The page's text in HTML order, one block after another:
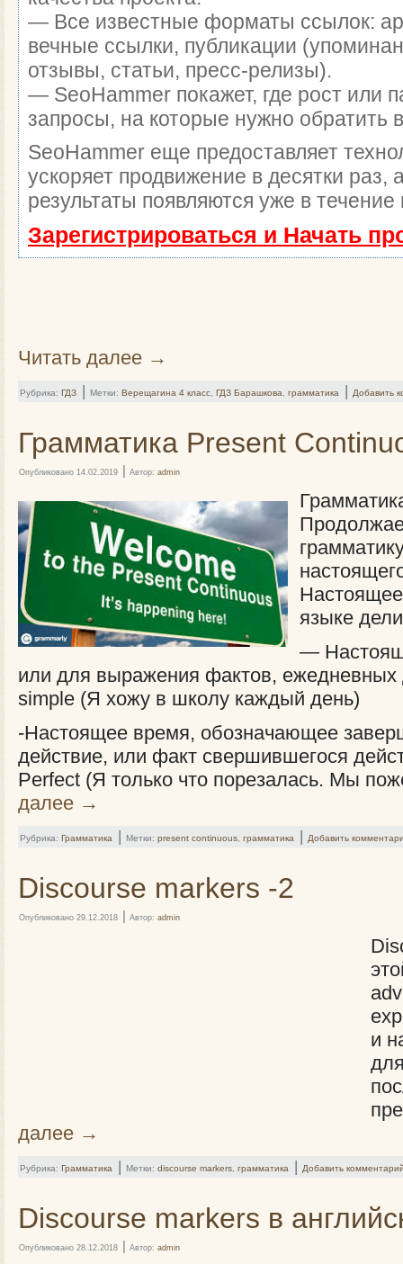
— Все известные форматы ссылок:
вечные ссылки, публикации
отзывы, статьи, пресс-релизы).
— SeoHammer покажет, где рост или
запросы, на которые нужно обратить
SeoHammer еще предоставляет
ускоряет продвижение в десятки раз,
результаты появляются уже в
Зарегистрироваться и Начать
Читать далее →
Рубрика: ГДЗ | Метки: Верещагина 4 класс ГДЗ Барашкова грамматика | Добавить
Грамматика Present
Опубликовано 14.02.2019 | Автор: admin
языке
—
или для выражения фактов,
simple (Я хожу в школу каждый день)
-Настоящее время, обозначающее
действие, или факт свершившегося
Perfect (Я только что порезалась. Мы
далее →
Рубрика: Грамматика | Метки: present continuous грамматика | Добавить
Discourse markers -2
Опубликовано 29.12.2018 | Автор: admin
и
далее →
Рубрика: Грамматика | Метки: discourse markers грамматика | Добавить
Discourse markers в
Опубликовано 28.12.2018 | Автор: admin